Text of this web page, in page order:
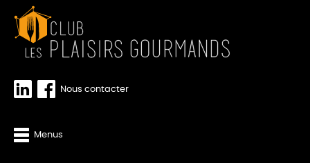
Nous contacter
Menus